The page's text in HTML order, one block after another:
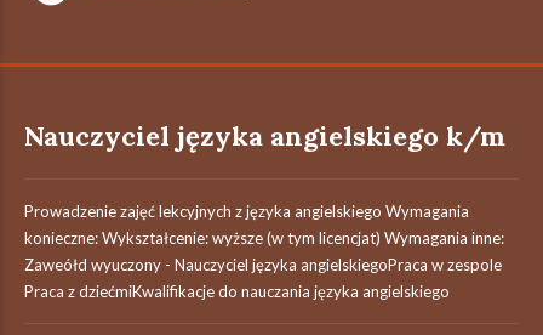
Nauczyciel języka angielskiego k/m
Prowadzenie zajęć lekcyjnych z języka angielskiego Wymagania
konieczne: Wykształcenie: wyższe (w tym licencjat) Wymagania inne:
Zaweółd wyuczony - Nauczyciel języka angielskiegoPraca w zespole
Praca z dziećmiKwalifikacje do nauczania języka angielskiego